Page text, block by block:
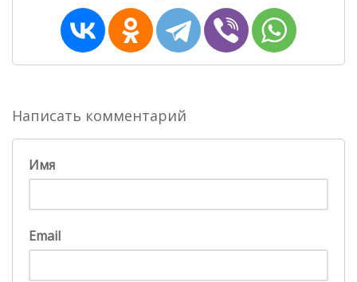
Написать комментарий
Имя
Email